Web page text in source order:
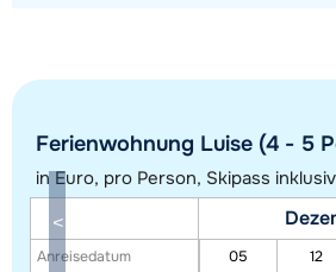
Alle Unterkünfte in diesem Gebiet
Diese Karte zeigt eine Indikation der Lage
Ferienwohnung Luise (4 - 5
in Euro, pro Person, Skipass
Anreisedatum
05 12